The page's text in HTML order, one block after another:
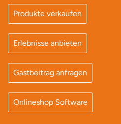
Produkte verkaufen
Erlebnisse anbieten
Gastbeitrag anfragen
Onlineshop Software
Osnabrück
Ostprignitz-Ruppin
Oy-Mittelberg
Passau